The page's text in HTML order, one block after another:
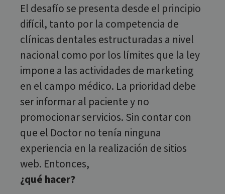
El desafío se presenta desde el principio
difícil, tanto por la competencia de
clínicas dentales estructuradas a nivel
nacional como por los límites que la ley
impone a las actividades de marketing
en el campo médico. La prioridad debe
ser informar al paciente y no
promocionar servicios. Sin contar con
que el Doctor no tenía ninguna
experiencia en la realización de sitios
web. Entonces,
¿qué hacer?